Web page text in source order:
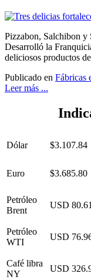
Pizzabon, Salchibon y
Desarrolló la
deliciosos productos
Publicado en Fábricas
Leer más ...
Dólar $3.107.84
Euro $3.685.80
Petróleo
Brent
USD 80.61
Petróleo
WTI
USD
Café libra
NY
USD